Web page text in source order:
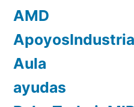
AMD
Aula
ayudas